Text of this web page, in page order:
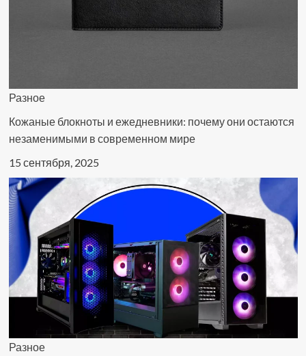
Разное
Кожаные блокноты и ежедневники: почему они остаются
незаменимыми в современном мире
15 сентября, 2025
Разное